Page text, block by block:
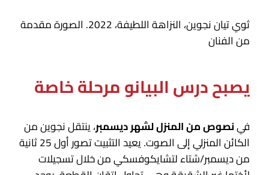
ثوي تيان نجوين، النزاهة اللطيفة، 2022. الصورة مقدمة
من الفنان
يصبح درس البيانو مرحلة خاصة
فينصوص من المنزل لشهر ديسمبر، ينتقل نجوين من
الكائن المنزلي إلى الصوت. يعيد التثبيت تصور أول 25 ثانية
من ديسمبر/شتاء لتشايكوفسكي من خلال تسجيلات